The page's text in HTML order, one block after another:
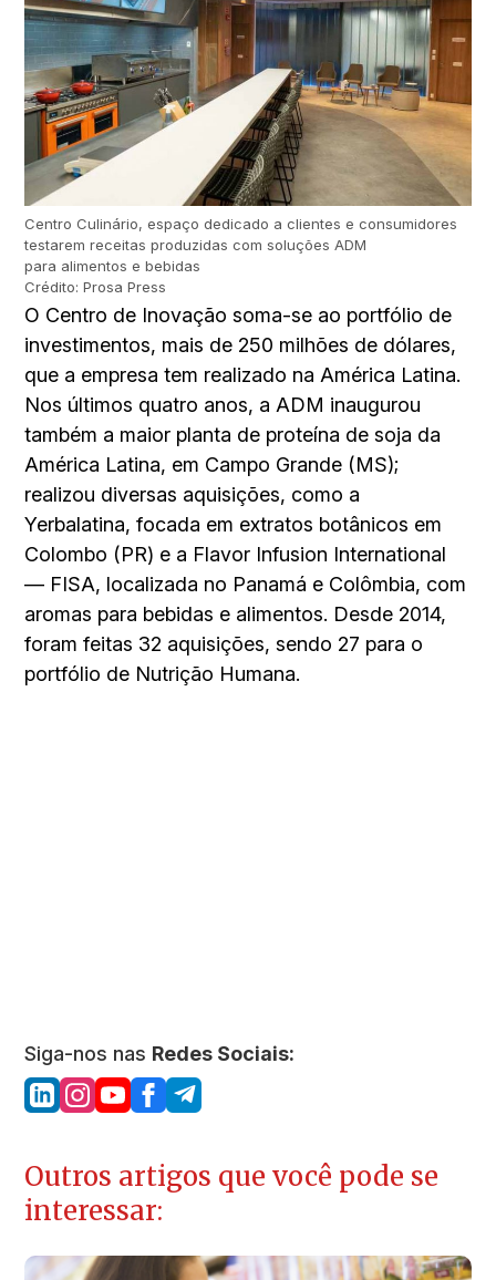
Centro Culinário, espaço dedicado a clientes e consumidores
testarem receitas produzidas com soluções ADM
para alimentos e bebidas
Crédito: Prosa Press
O Centro de Inovação soma-se ao portfólio de
investimentos, mais de 250 milhões de dólares,
que a empresa tem realizado na América Latina.
Nos últimos quatro anos, a ADM inaugurou
também a maior planta de proteína de soja da
América Latina, em Campo Grande (MS);
realizou diversas aquisições, como a
Yerbalatina, focada em extratos botânicos em
Colombo (PR) e a Flavor Infusion International
— FISA, localizada no Panamá e Colômbia, com
aromas para bebidas e alimentos. Desde 2014,
foram feitas 32 aquisições, sendo 27 para o
portfólio de Nutrição Humana.
Siga-nos nas Redes Sociais:
Outros artigos que você pode se
interessar: